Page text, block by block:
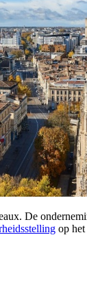
De
op het